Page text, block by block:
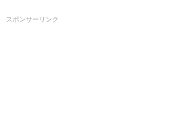
スポンサーリンク